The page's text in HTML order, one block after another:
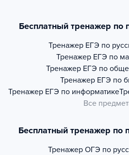
Бесплатный тренажер по
Тренажер ЕГЭ по
Тренажер ЕГЭ по
Тренажер ЕГЭ по
Тренажер ЕГЭ по
Тренажер ЕГЭ по информатике
Все
Бесплатный тренажер по
Тренажер ОГЭ по